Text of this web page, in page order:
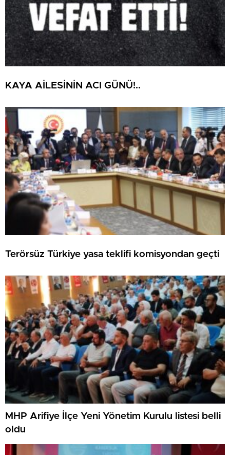
KAYA AİLESİNİN ACI GÜNÜ!..
Terörsüz Türkiye yasa teklifi komisyondan geçti
MHP Arifiye İlçe Yeni Yönetim Kurulu listesi belli
oldu